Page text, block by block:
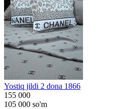
Yostiq jildi 2 dona 1866
155 000
105 000 so'm